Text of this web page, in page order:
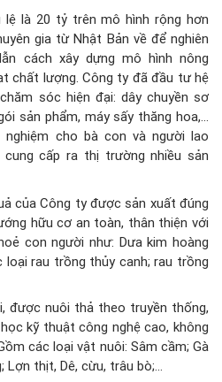
là 20 tỷ trên mô hình rộng hơn
gia từ Nhật Bản về để nghiên
cách xây dựng mô hình nông
chất lượng. Công ty đã đầu tư hệ
sóc hiện đại: dây chuyền sơ
sản phẩm, máy sấy thăng hoa,…
nghiệm cho bà con và người lao
cấp ra thị trường nhiều sản
của Công ty được sản xuất đúng
hữu cơ an toàn, thân thiện với
con người như: Dưa kim hoàng
rau trồng thủy canh; rau trồng
được nuôi thả theo truyền thống,
kỹ thuật công nghệ cao, không
các loại vật nuôi: Sâm cầm; Gà
thịt, Dê, cừu, trâu bò;…